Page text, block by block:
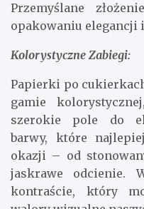
Przemyślane
opakowaniu elegancji
Kolorystyczne Zabiegi:
Papierki po
gamie
szerokie pole do
barwy, które
okazji – od
jaskrawe odcienie.
kontraście, który